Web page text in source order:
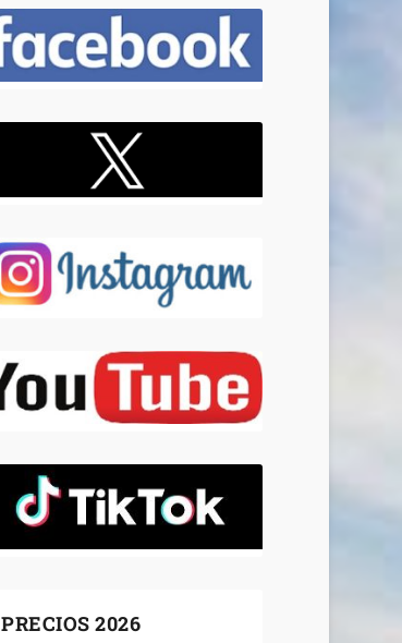
PRECIOS 2026